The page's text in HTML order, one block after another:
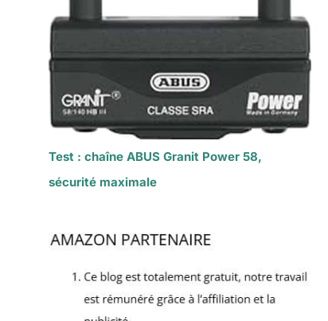
Test : chaîne ABUS Granit Power 58,
sécurité maximale